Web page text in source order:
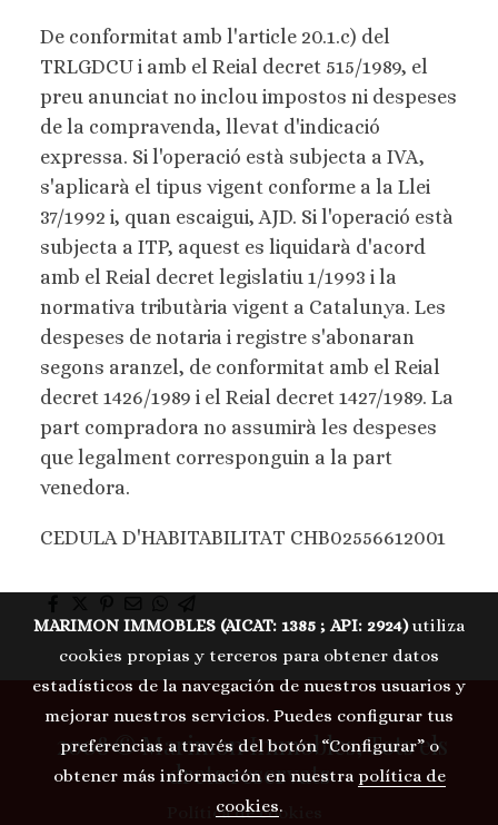
De conformitat amb l'article 20.1.c) del
TRLGDCU i amb el Reial decret 515/1989, el
preu anunciat no inclou impostos ni despeses
de la compravenda, llevat d'indicació
expressa. Si l'operació està subjecta a IVA,
s'aplicarà el tipus vigent conforme a la Llei
37/1992 i, quan escaigui, AJD. Si l'operació està
subjecta a ITP, aquest es liquidarà d'acord
amb el Reial decret legislatiu 1/1993 i la
normativa tributària vigent a Catalunya. Les
despeses de notaria i registre s'abonaran
segons aranzel, de conformitat amb el Reial
decret 1426/1989 i el Reial decret 1427/1989. La
part compradora no assumirà les despeses
que legalment corresponguin a la part
venedora.
CEDULA D'HABITABILITAT CHB02556612001
2008 © Marimon Immobles, Tots els
drets reservats
Política de cookies
MARIMON IMMOBLES (AICAT: 1385 ; API: 2924)utiliza
cookies propias y terceros para obtener datos
estadísticos de la navegación de nuestros usuarios y
mejorar nuestros servicios. Puedes configurar tus
preferencias a través del botón “Configurar” o
obtener más información en nuestra política de
cookies.